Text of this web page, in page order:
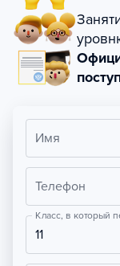
Имя
Телефон
Класс, в который
11